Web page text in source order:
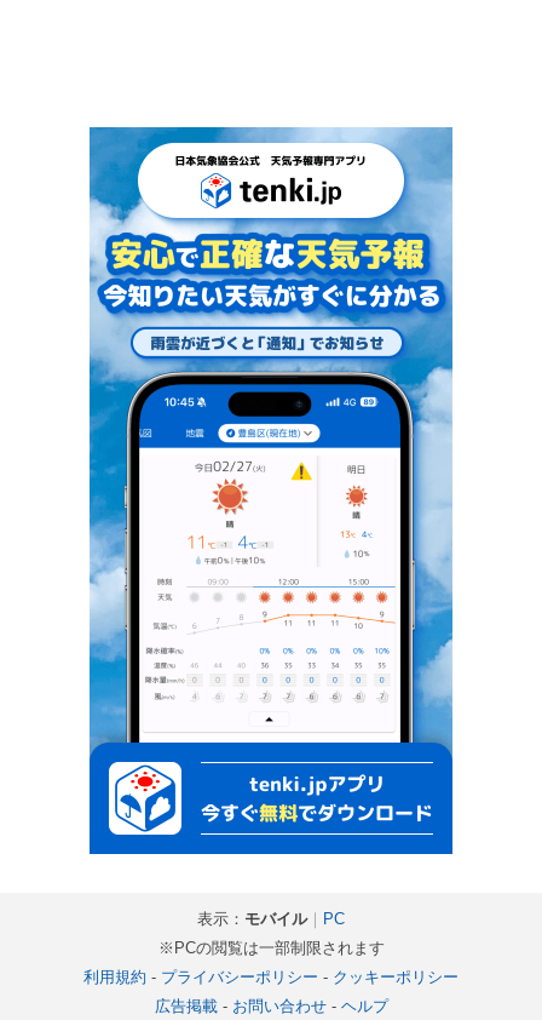
表示： モバイル｜ PC
※PCの閲覧は一部制限されます
利用規約 - プライバシーポリシー - クッキーポリシー
広告掲載- お問い合わせ- ヘルプ